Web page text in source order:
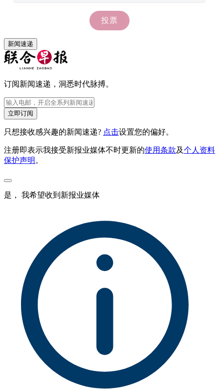
新闻速递
订阅新闻速递，洞悉时代脉搏。
立即订阅
只想接收感兴趣的新闻速递? 点击设置您的偏好。
注册即表示我接受新报业媒体不时更新的使用条款及个人资料
保护声明 。
是， 我希望收到新报业媒体